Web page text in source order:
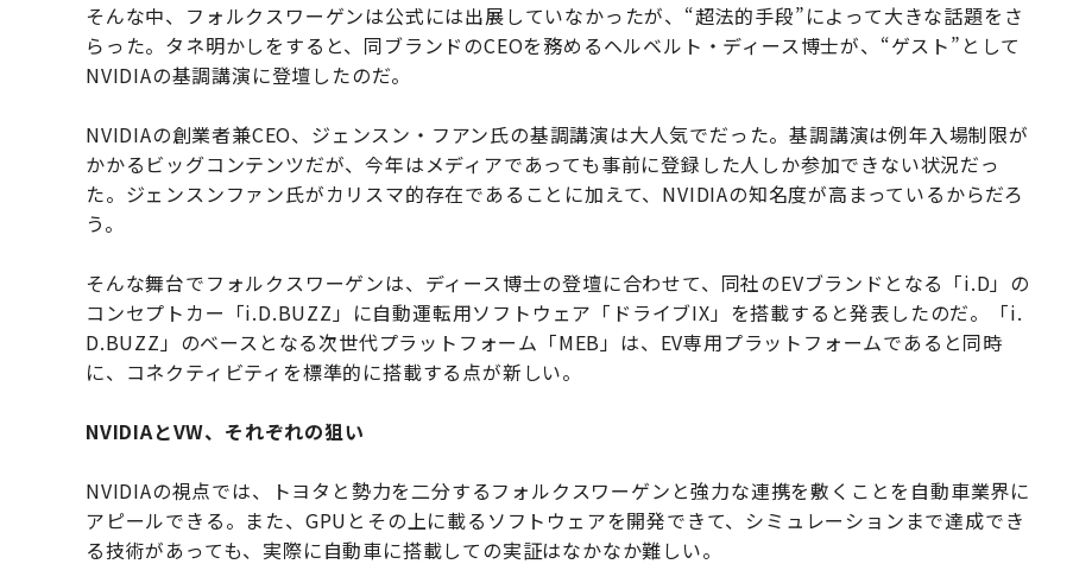
そんな中、フォルクスワーゲンは公式には出展していなかったが、“超法的手段”によって大きな話題をさ
らった。タネ明かしをすると、同ブランドのCEOを務めるヘルベルト・ディース博士が、“ゲスト”として
NVIDIAの基調講演に登壇したのだ。
NVIDIAの創業者兼CEO、ジェンスン・フアン氏の基調講演は大人気でだった。基調講演は例年入場制限が
かかるビッグコンテンツだが、今年はメディアであっても事前に登録した人しか参加できない状況だっ
た。ジェンスンファン氏がカリスマ的存在であることに加えて、NVIDIAの知名度が高まっているからだろ
う。
そんな舞台でフォルクスワーゲンは、ディース博士の登壇に合わせて、同社のEVブランドとなる「i.D」の
コンセプトカー「i.D.BUZZ」に自動運転用ソフトウェア「ドライブIX」を搭載すると発表したのだ。「i.
D.BUZZ」のベースとなる次世代プラットフォーム「MEB」は、EV専用プラットフォームであると同時
に、コネクティビティを標準的に搭載する点が新しい。
NVIDIAとVW、それぞれの狙い
NVIDIAの視点では、トヨタと勢力を二分するフォルクスワーゲンと強力な連携を敷くことを自動車業界に
アピールできる。また、GPUとその上に載るソフトウェアを開発できて、シミュレーションまで達成でき
る技術があっても、実際に自動車に搭載しての実証はなかなか難しい。